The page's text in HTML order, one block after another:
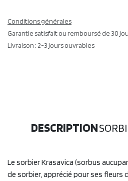
Conditions générales
Garantie satisfait ou remboursé de 30
Livraison : 2-3 jours ouvrables
DESCRIPTION
Le sorbier Krasavica (sorbus
de sorbier, apprécié pour ses fleurs